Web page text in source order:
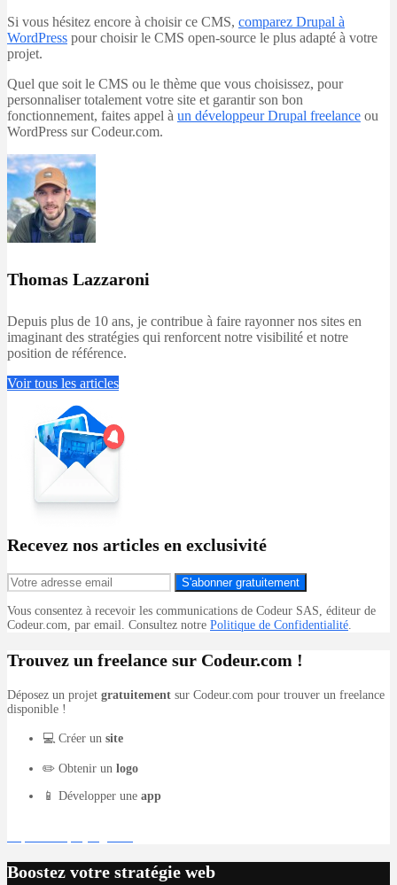
Si vous hésitez encore à choisir ce CMS, comparez Drupal à
WordPress pour choisir le CMS open-source le plus adapté à votre
projet.
Quel que soit le CMS ou le thème que vous choisissez, pour
personnaliser totalement votre site et garantir son bon
fonctionnement, faites appel à un développeur Drupal freelance ou
WordPress sur Codeur.com.
Thomas Lazzaroni
Depuis plus de 10 ans, je contribue à faire rayonner nos sites en
imaginant des stratégies qui renforcent notre visibilité et notre
position de référence.
Voir tous les articles
Recevez nos articles en exclusivité
S'abonner gratuitement
Vous consentez à recevoir les communications de Codeur SAS, éditeur de
Codeur.com, par email. Consultez notre Politique de Confidentialité
Trouvez un freelance sur Codeur.com !
Déposez un projet gratuitement sur Codeur.com pour trouver un freelance
disponible !
💻 Créer un site
✏️ Obtenir un logo
📱 Développer une app
Boostez votre stratégie web